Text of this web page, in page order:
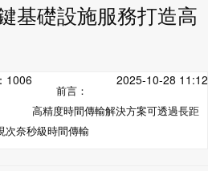
基礎設施服務打造高
1006 2025-10-28 11:12
前言：
高精度時間傳輸解決方案可透過長距
次奈秒級時間傳輸